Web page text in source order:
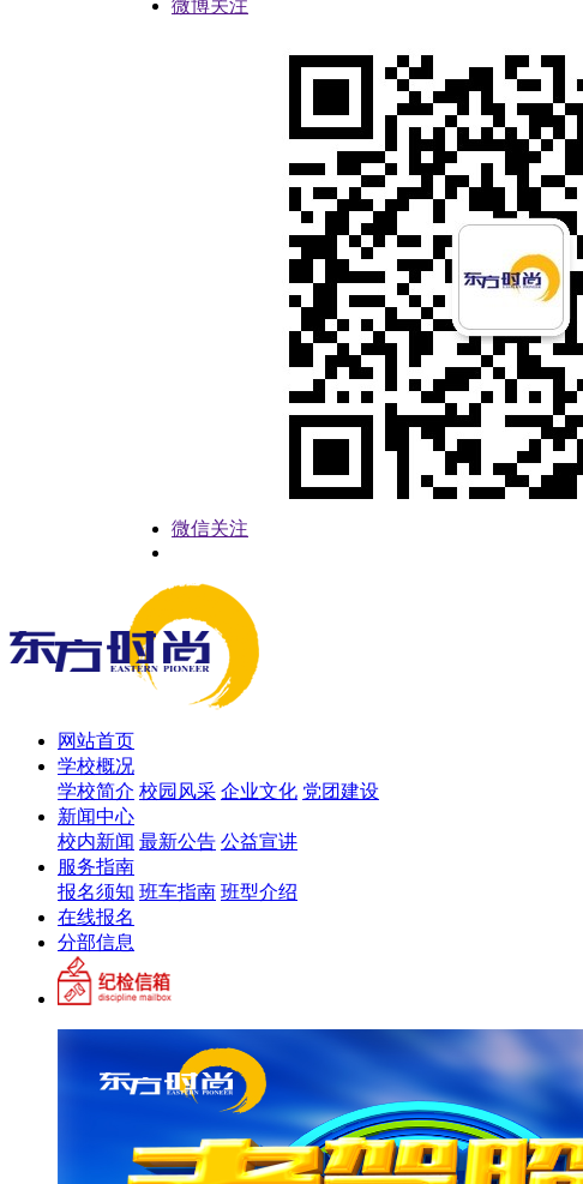
微博关注
微信关注
网站首页
学校概况
学校简介 校园风采 企业文化 党团建设
新闻中心
校内新闻 最新公告 公益宣讲
服务指南
报名须知 班车指南 班型介绍
在线报名
分部信息